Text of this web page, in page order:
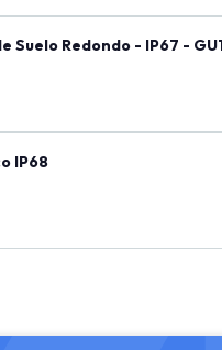
Suelo Redondo - IP67 -
IP68